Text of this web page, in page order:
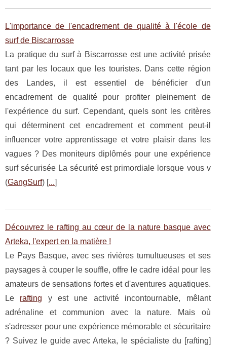
L'importance de l'encadrement de qualité à l'école de
surf de Biscarrosse
La pratique du surf à Biscarrosse est une activité prisée
tant par les locaux que les touristes. Dans cette région
des Landes, il est essentiel de bénéficier d'un
encadrement de qualité pour profiter pleinement de
l'expérience du surf. Cependant, quels sont les critères
qui déterminent cet encadrement et comment peut-il
influencer votre apprentissage et votre plaisir dans les
vagues ? Des moniteurs diplômés pour une expérience
surf sécurisée La sécurité est primordiale lorsque vous v
(GangSurf) [...]
Découvrez le rafting au cœur de la nature basque avec
Arteka, l'expert en la matière !
Le Pays Basque, avec ses rivières tumultueuses et ses
paysages à couper le souffle, offre le cadre idéal pour les
amateurs de sensations fortes et d'aventures aquatiques.
Le rafting y est une activité incontournable, mêlant
adrénaline et communion avec la nature. Mais où
s'adresser pour une expérience mémorable et sécuritaire
? Suivez le guide avec Arteka, le spécialiste du [rafting]